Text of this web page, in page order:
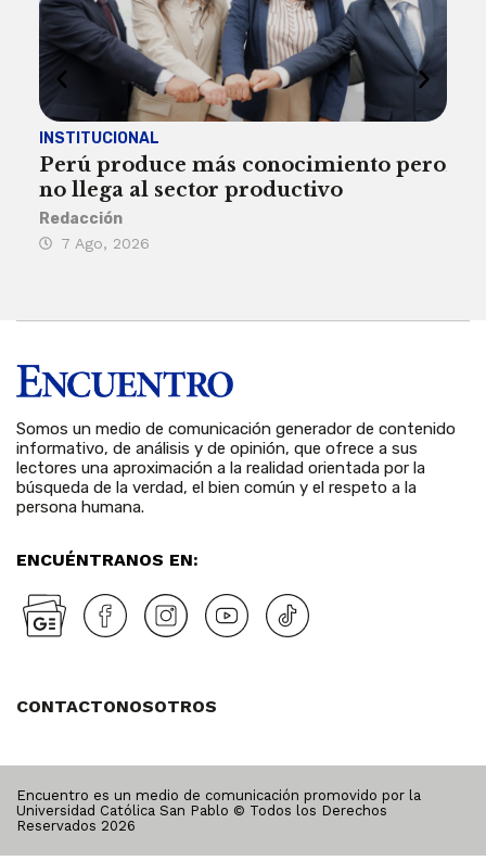
INSTITUCIONAL
Perú produce más conocimiento pero
no llega al sector productivo
Redacción
7 Ago, 2026
Somos un medio de comunicación generador de contenido
informativo, de análisis y de opinión, que ofrece a sus
lectores una aproximación a la realidad orientada por la
búsqueda de la verdad, el bien común y el respeto a la
persona humana.
ENCUÉNTRANOS EN:
CONTACTONOSOTROS
Encuentro es un medio de comunicación promovido por la
Universidad Católica San Pablo © Todos los Derechos
Reservados 2026